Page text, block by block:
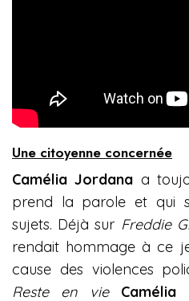
Une citoyenne concernée
Camélia Jordana a
prend la parole et qui
sujets. Déjà sur Freddie
rendait hommage à ce
cause des violences
Reste en vie
Camélia